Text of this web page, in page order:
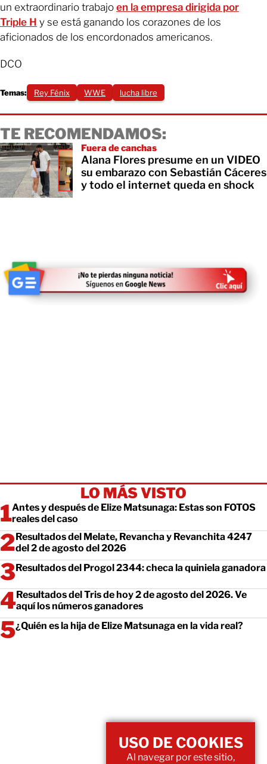
un extraordinario trabajo en la empresa dirigida por
Triple H y se está ganando los corazones de los
aficionados de los encordonados americanos.
DCO
Temas: Rey Fénix WWE lucha libre
TE RECOMENDAMOS:
Fuera de canchas
Alana Flores presume en un VIDEO
su embarazo con Sebastián Cáceres
y todo el internet queda en shock
LO MÁS VISTO
Antes y después de Elize Matsunaga: Estas son FOTOS
reales del caso
Resultados del Melate, Revancha y Revanchita 4247
del 2 de agosto del 2026
Resultados del Progol 2344: checa la quiniela ganadora
Resultados del Tris de hoy 2 de agosto del 2026. Ve
aquí los números ganadores
¿Quién es la hija de Elize Matsunaga en la vida real?
USO DE COOKIES
Al navegar por este sitio,